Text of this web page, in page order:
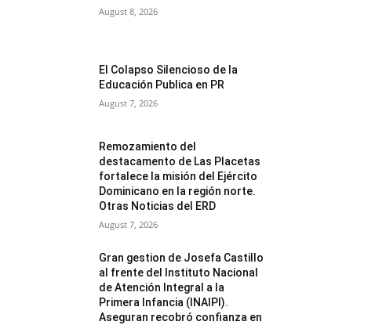
August 8, 2026
El Colapso Silencioso de la
Educación Publica en PR
August 7, 2026
Remozamiento del
destacamento de Las Placetas
fortalece la misión del Ejército
Dominicano en la región norte.
Otras Noticias del ERD
August 7, 2026
Gran gestion de Josefa Castillo
al frente del Instituto Nacional
de Atención Integral a la
Primera Infancia (INAIPI).
Aseguran recobró confianza en